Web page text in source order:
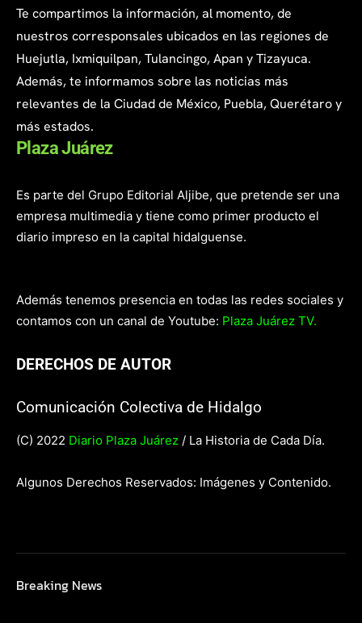
Te compartimos la información, al momento, de
nuestros corresponsales ubicados en las regiones de
Huejutla, Ixmiquilpan, Tulancingo, Apan y Tizayuca.
Además, te informamos sobre las noticias más
relevantes de la Ciudad de México, Puebla, Querétaro y
más estados.
Plaza Juárez
Es parte del Grupo Editorial Aljibe, que pretende ser una
empresa multimedia y tiene como primer producto el
diario impreso en la capital hidalguense.
Además tenemos presencia en todas las redes sociales y
contamos con un canal de Youtube: Plaza Juárez TV.
DERECHOS DE AUTOR
Comunicación Colectiva de Hidalgo
(C) 2022 Diario Plaza Juárez / La Historia de Cada Día.
Algunos Derechos Reservados: Imágenes y Contenido.
Breaking News